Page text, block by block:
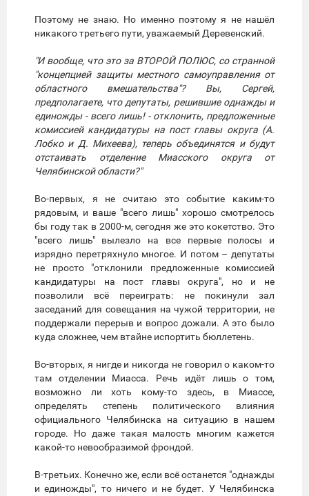
Поэтому не знаю. Но именно поэтому я не нашёл
никакого третьего пути, уважаемый Деревенский.
"И вообще, что это за ВТОРОЙ ПОЛЮС, со странной
"концепцией защиты местного самоуправления от
областного вмешательства"? Вы, Сергей,
предполагаете, что депутаты, решившие однажды и
единожды - всего лишь! - отклонить, предложенные
комиссией кандидатуры на пост главы округа (А.
Лобко и Д. Михеева), теперь объединятся и будут
отстаивать отделение Миасского округа от
Челябинской области?"
Во-первых, я не считаю это событие каким-то
рядовым, и ваше "всего лишь" хорошо смотрелось
бы году так в 2000-м, сегодня же это кокетство. Это
"всего лишь" вылезло на все первые полосы и
изрядно перетряхнуло многое. И потом – депутаты
не просто "отклонили предложенные комиссией
кандидатуры на пост главы округа", но и не
позволили всё переиграть: не покинули зал
заседаний для совещания на чужой территории, не
поддержали перерыв и вопрос дожали. А это было
куда сложнее, чем втайне испортить бюллетень.
Во-вторых, я нигде и никогда не говорил о каком-то
там отделении Миасса. Речь идёт лишь о том,
возможно ли хоть кому-то здесь, в Миассе,
определять степень политического влияния
официального Челябинска на ситуацию в нашем
городе. Но даже такая малость многим кажется
какой-то невообразимой фрондой.
В-третьих. Конечно же, если всё останется "однажды
и единожды", то ничего и не будет. У Челябинска